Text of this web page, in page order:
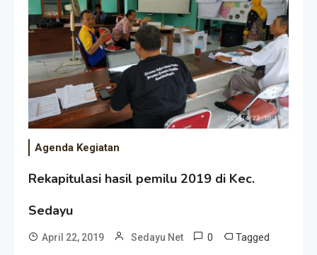
Agenda Kegiatan
Rekapitulasi hasil pemilu 2019 di Kec.
Sedayu
April 22, 2019 Sedayu Net 0 Tagged